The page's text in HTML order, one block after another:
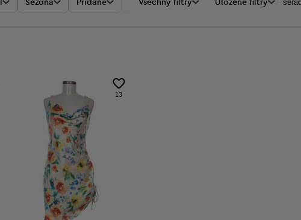
Sezóna Přidané Akce Cena
Všechny filtry Uložené filtry
13